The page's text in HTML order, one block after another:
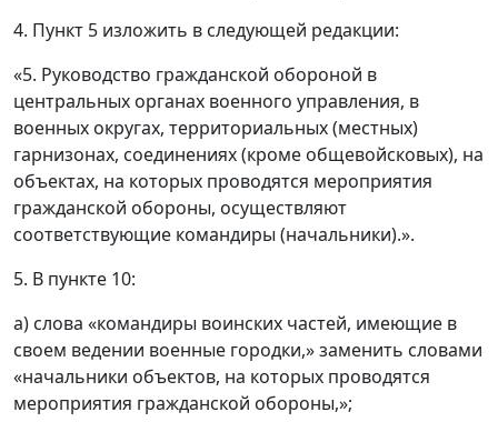
4. Пункт 5 изложить в следующей редакции:
«5. Руководство гражданской обороной в
центральных органах военного управления, в
военных округах, территориальных (местных)
гарнизонах, соединениях (кроме общевойсковых), на
объектах, на которых проводятся мероприятия
гражданской обороны, осуществляют
соответствующие командиры (начальники).».
5. В пункте 10:
а) слова «командиры воинских частей, имеющие в
своем ведении военные городки,» заменить словами
«начальники объектов, на которых проводятся
мероприятия гражданской обороны,»;